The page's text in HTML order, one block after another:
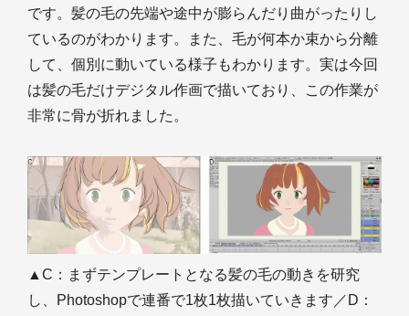
です。髪の毛の先端や途中が膨らんだり曲がったりし
ているのがわかります。また、毛が何本か束から分離
して、個別に動いている様子もわかります。実は今回
は髪の毛だけデジタル作画で描いており、この作業が
非常に骨が折れました。
▲C：まずテンプレートとなる髪の毛の動きを研究
し、Photoshopで連番で1枚1枚描いていきます／D：